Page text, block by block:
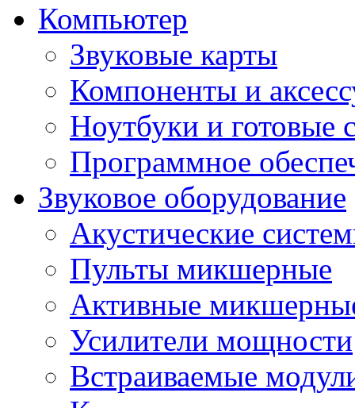
Компьютер
Звуковые карты
Компоненты и
Ноутбуки и готовые
Программное
Звуковое оборудование
Акустические
Пульты микшерные
Активные
Усилители мощности
Встраиваемые